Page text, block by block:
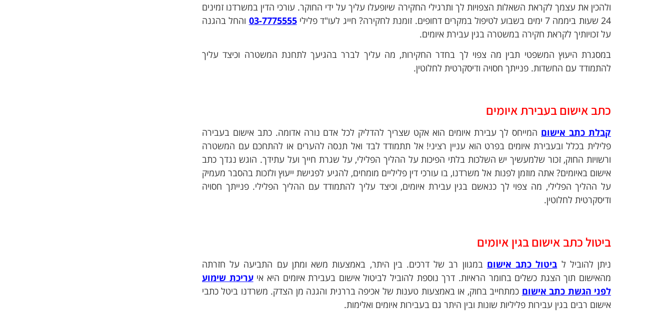
ולהכין את עצמך לקראת השאלות הצפויות לך ותרגילי החקירה שיופעלו עליך על ידי החוקר. עורכי הדין במשרדנו זמינים
24 שעות ביממה 7 ימים בשבוע לטיפול במקרים דחופים. זומנת לחקירה? חייג לעו"ד פלילי
03-7775555 והחל בהגנה
על זכויותיך לקראת חקירה במשטרה בגין עבירת איומים.
במסגרת היעוץ המשפטי תבין מה צפוי לך בחדר החקירות, מה עליך לברר בהגיעך לתחנת המשטרה וכיצד עליך
להתמודד עם החשדות. פנייתך חסויה ודיסקרטית לחלוטין.
כתב אישום בעבירת איומים
קבלת כתב אישום המייחס לך עבירת איומים הוא אקט שצריך להדליק לכל אדם נורה אדומה. כתב אישום בעבירה
פלילית בכלל ובעבירת איומים בפרט הוא עניין רציני! אל תתמודד לבד ואל תנסה להערים או להתחכם עם המשטרה
ורשויות החוק, זכור שלמעשיך יש השלכות בלתי הפיכות על ההליך הפלילי, על שגרת חייך ועל עתידך. הוגש נגדך כתב
אישום באיומים? אתה מוזמן לפנות אל משרדנו, בו עורכי דין פליליים מומחים, להגיע לפגישת ייעוץ ולזכות בהסבר מעמיק
על ההליך הפלילי, מה צפוי לך כנאשם בגין עבירת איומים, וכיצד עליך להתמודד עם ההליך הפלילי. פנייתך חסויה
ודיסקרטית לחלוטין.
ביטול כתב אישום בגין איומים
ניתן להוביל ל ביטול כתב אישום במגוון רב של דרכים. בין היתר, באמצעות משא ומתן עם התביעה על חזרתה
מהאישום תוך הצגת כשלים בחומר הראיות. דרך נוספת להוביל לביטול אישום בעבירת איומים היא איעריכת שימוע
לפני הגשת כתב אישום כמתחייב בחוק, או באמצעות טענות של אכיפה בררנית והגנה מן הצדק. משרדנו ביטל כתבי
אישום רבים בגין עבירות פליליות שונות ובין היתר גם בעבירות איומים ואלימות.